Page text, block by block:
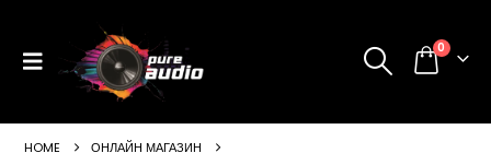
0
HOME
ОНЛАЙН МАГАЗИН